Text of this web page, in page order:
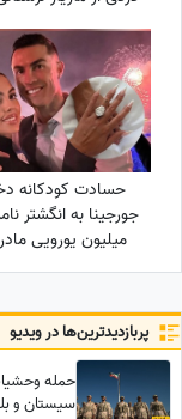
روز روشن!
حسادت کودکانه
جورجینا به انگشتر
میلیون یورویی
رونالدو به او هدیه
پربازدید‌ترین‌ها در ویدیو
حمله
سیستان و